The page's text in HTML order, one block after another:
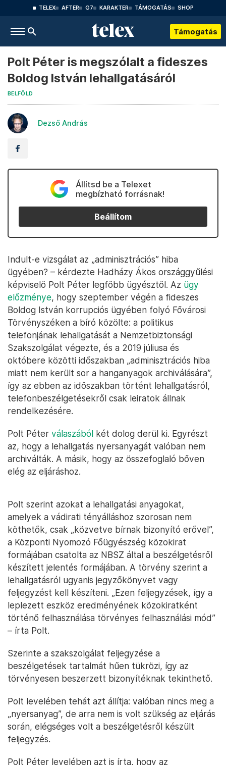
TELEX AFTER G7 KARAKTER TÁMOGATÁS SHOP
Támogatás
Polt Péter is megszólalt a fideszes
Boldog István lehallgatásáról
BELFÖLD
Dezső András
Állítsd be a Telexet
megbízható forrásnak!
Beállítom
Indult-e vizsgálat az „adminisztrációs” hiba
ügyében? – kérdezte Hadházy Ákos országgyűlési
képviselő Polt Péter legfőbb ügyésztől. Az ügy
előzménye, hogy szeptember végén a fideszes
Boldog István korrupciós ügyében folyó Fővárosi
Törvényszéken a bíró közölte: a politikus
telefonjának lehallgatását a Nemzetbiztonsági
Szakszolgálat végezte, és a 2019 júliusa és
októbere közötti időszakban „adminisztrációs hiba
miatt nem került sor a hanganyagok archiválására”,
így az ebben az időszakban történt lehallgatásról,
telefonbeszélgetésekről csak leiratok állnak
rendelkezésére.
Polt Péter válaszából két dolog derül ki. Egyrészt
az, hogy a lehallgatás nyersanyagát valóban nem
archiválták. A másik, hogy az összefoglaló bőven
elég az eljáráshoz.
Polt szerint azokat a lehallgatási anyagokat,
amelyek a vádirati tényálláshoz szorosan nem
köthetők, csak „közvetve bírnak bizonyító erővel”,
a Központi Nyomozó Főügyészség közokirat
formájában csatolta az NBSZ által a beszélgetésről
készített jelentés formájában. A törvény szerint a
lehallgatásról ugyanis jegyzőkönyvet vagy
feljegyzést kell készíteni. „Ezen feljegyzések, így a
leplezett eszköz eredményének közokiratként
történő felhasználása törvényes felhasználási mód”
– írta Polt.
Szerinte a szakszolgálat feljegyzése a
beszélgetések tartalmát hűen tükrözi, így az
törvényesen beszerzett bizonyítéknak tekinthető.
Polt levelében tehát azt állítja: valóban nincs meg a
„nyersanyag”, de arra nem is volt szükség az eljárás
során, elégséges volt a beszélgetésről készült
feljegyzés.
Polt Péter levelében azt is írta, hogy az